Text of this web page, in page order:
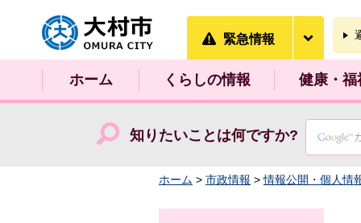
大村市
緊急情報
ホーム くらしの情報 健康・福
知りたいことは何ですか?
ホーム > 市政情報 >情報公開・個人情